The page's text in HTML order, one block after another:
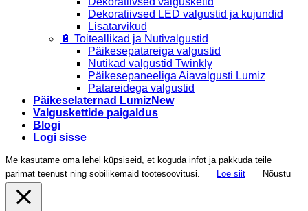
Dekoratiivsed LED valgustid ja kujundid
Lisatarvikud
🔋 Toiteallikad ja Nutivalgustid
Päikesepatareiga valgustid
Nutikad valgustid Twinkly
Päikesepaneeliga Aiavalgusti Lumiz
Patareidega valgustid
Päikeselaternad Lumiz
Valguskettide paigaldus
Blogi
Logi sisse
Me kasutame oma lehel küpsiseid, et koguda infot ja pakkuda teile
parimat teenust ning sobilikemaid tootesoovitusi.
Loe siit Nõustu